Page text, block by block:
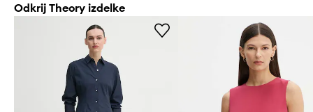
Odkrij Theory izdelke